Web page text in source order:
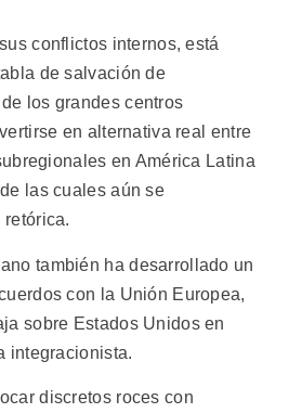
conflictos internos, está
de salvación de
los grandes centros
en alternativa real entre
en América Latina
las cuales aún se
también ha desarrollado un
con la Unión Europea,
sobre Estados Unidos en
integracionista.
discretos roces con